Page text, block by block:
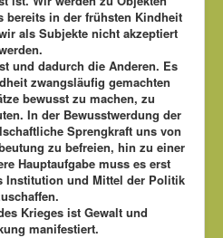
bereits in der frühsten Kindheit
als Subjekte nicht akzeptiert
und dadurch die Anderen. Es
zwangsläufig gemachten
bewusst zu machen, zu
In der Bewusstwerdung der
Sprengkraft uns von
zu befreien, hin zu einer
Hauptaufgabe muss es erst
Institution und Mittel der Politik
Krieges ist Gewalt und
manifestiert.